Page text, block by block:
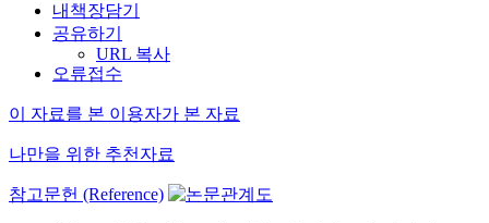
내책장담기
공유하기
URL 복사
오류접수
이 자료를 본 이용자가 본 자료
나만을 위한 추천자료
참고문헌 (Reference)